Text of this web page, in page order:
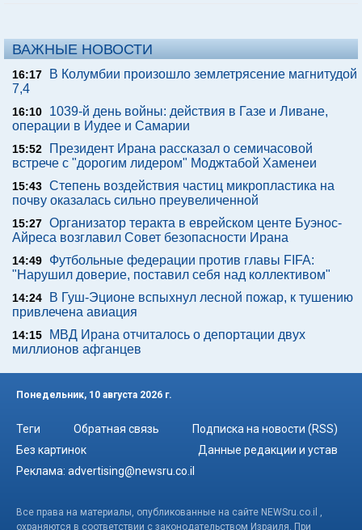
ВАЖНЫЕ НОВОСТИ
16:17
В Колумбии произошло землетрясение магнитудой
7,4
16:10
1039-й день войны: действия в Газе и Ливане,
операции в Иудее и Самарии
15:52
Президент Ирана рассказал о семичасовой
встрече с "дорогим лидером" Моджтабой Хаменеи
15:43 Степень воздействия частиц микропластика на
почву оказалась сильно преувеличенной
15:27 Организатор теракта в еврейском центе Буэнос-
Айреса возглавил Совет безопасности Ирана
14:49
Футбольные федерации против главы FIFA:
"Нарушил доверие, поставил себя над коллективом"
14:24
В Гуш-Эционе вспыхнул лесной пожар, к тушению
привлечена авиация
14:15
МВД Ирана отчиталось о депортации двух
миллионов афганцев
Понедельник, 10 августа 2026 г.
Теги Обратная связь
Подписка на новости (RSS)
Без картинок
Данные редакции и устав
Реклама: advertising@newsru.co.il
Все права на материалы, опубликованные на сайте NEWSru.co.il ,
охраняются в соответствии с законодательством Израиля. При